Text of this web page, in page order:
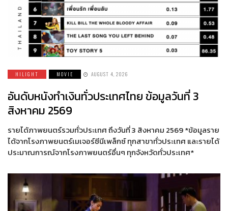
HILIGHT MOVIE AUGUST 4, 2026
อันดับหนังทำเงินทั่วประเทศไทย ข้อมูลวันที่ 3
สิงหาคม 2569
รายได้ภาพยนตร์รวมทั่วประเทศ ถึงวันที่ 3 สิงหาคม 2569 *ข้อมูลราย
ได้จากโรงภาพยนตร์เมเจอร์ซีนีเพล็กซ์ ทุกสาขาทั่วประเทศ และรายได้
ประมาณการณ์จากโรงภาพยนตร์อื่นๆ ทุกจังหวัดทั่วประเทศ*